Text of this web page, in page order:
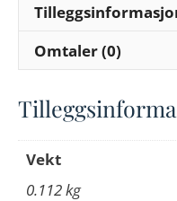
Omtaler (0)
Vekt
0.112 kg